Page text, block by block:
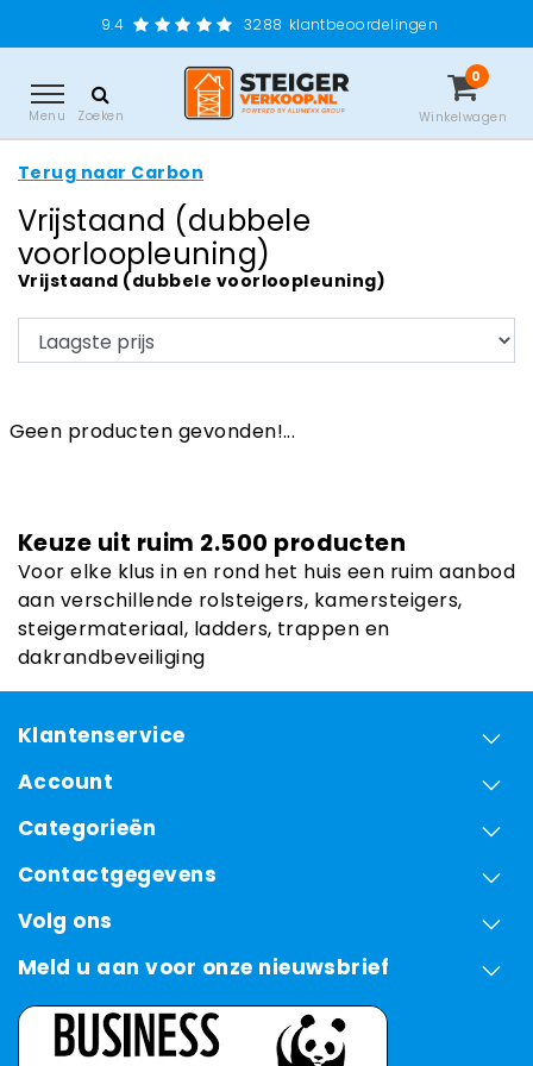
9.4 3288 klantbeoordelingen
Menu Zoeken
0
Winkelwagen
Terug naar Carbon
Vrijstaand (dubbele
voorloopleuning)
Vrijstaand (dubbele voorloopleuning)
Geen producten gevonden!...
Keuze uit ruim 2.500 producten
Voor elke klus in en rond het huis een ruim aanbod
aan verschillende rolsteigers, kamersteigers,
steigermateriaal, ladders, trappen en
dakrandbeveiliging
Klantenservice
Account
Categorieën
Contactgegevens
Volg ons
Meld u aan voor onze nieuwsbrief